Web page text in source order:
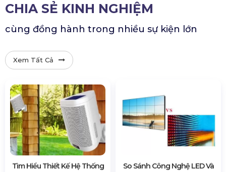
CHIA SẺ KINH NGHIỆM
cùng đồng hành trong nhiều sự kiện lớn
Xem Tất Cả
Tìm Hiểu Thiết Kế Hệ Thống
So Sánh Công Nghệ LED Và